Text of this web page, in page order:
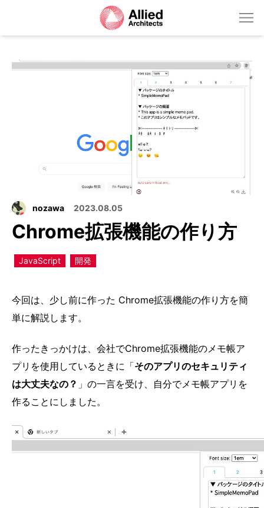
nozawa 2023.08.05
Chrome拡張機能の作り方
JavaScript 開発
今回は、少し前に作った Chrome拡張機能の作り方を簡
単に解説します。
作ったきっかけは、会社でChrome拡張機能のメモ帳ア
プリを使用しているときに「そのアプリのセキュリティ
は大丈夫なの？ 」の一言を受け、自分でメモ帳アプリを
作ることにしました。